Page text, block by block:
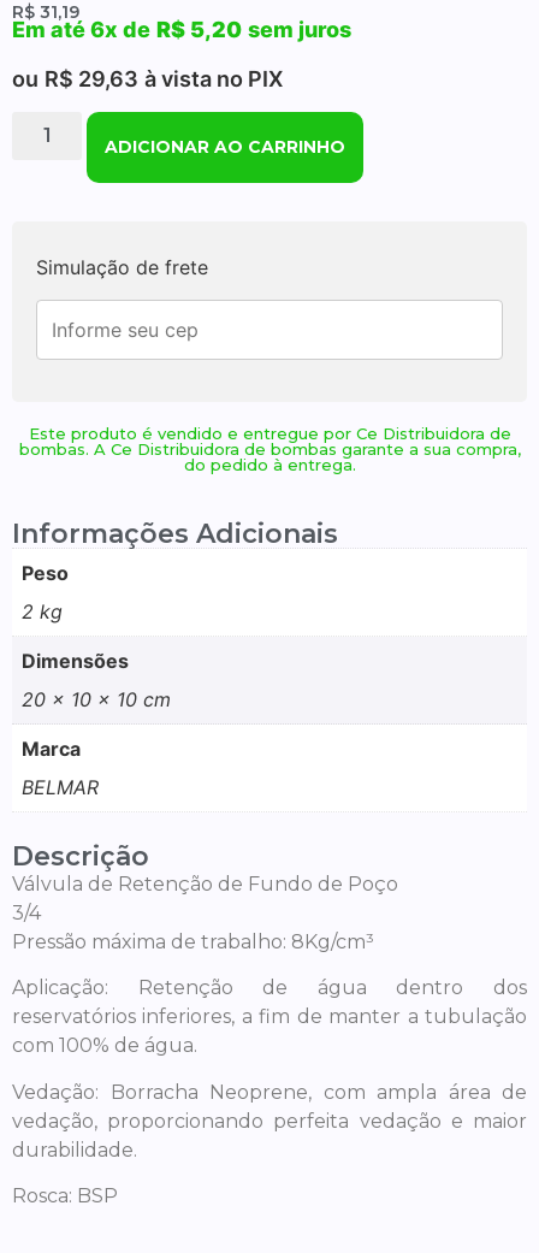
R$ 31,19
Em até 6x de R$ 5,20 sem juros
ou R$ 29,63 à vista no PIX
ADICIONAR AO CARRINHO
Simulação de frete
Este produto é vendido e entregue por Ce Distribuidora de
bombas. A Ce Distribuidora de bombas garante a sua compra,
do pedido à entrega.
Informações Adicionais
Peso
2 kg
Dimensões
20 × 10 × 10 cm
Marca
BELMAR
Descrição
Válvula de Retenção de Fundo de Poço
3/4
Pressão máxima de trabalho: 8Kg/cm³
Aplicação: Retenção de água dentro dos
reservatórios inferiores, a fim de manter a tubulação
com 100% de água.
Vedação: Borracha Neoprene, com ampla área de
vedação, proporcionando perfeita vedação e maior
durabilidade.
Rosca: BSP